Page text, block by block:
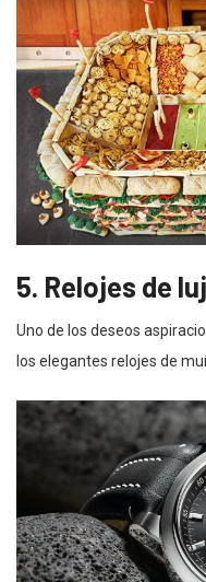
5. Relojes de
Uno de los deseos
los elegantes relojes de